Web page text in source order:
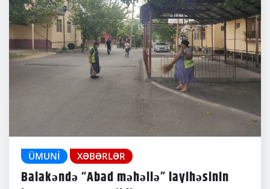
ÜMUNI XƏBƏRLƏR
Balakəndə “Abad məhəllə” layihəsinin